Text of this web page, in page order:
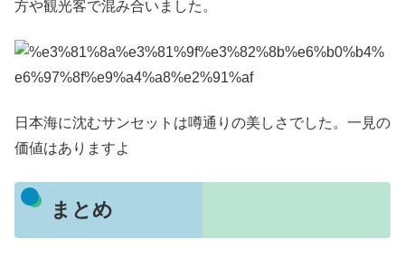
方や観光客で混み合いました。
日本海に沈むサンセットは噂通りの美しさでした。一見の
価値はありますよ
まとめ